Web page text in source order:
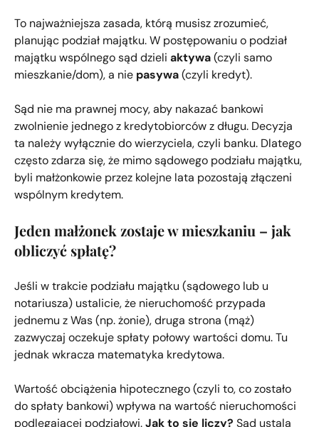
To najważniejsza zasada, którą musisz zrozumieć,
planując podział majątku. W postępowaniu o podział
majątku wspólnego sąd dzieli aktywa(czyli samo
mieszkanie/dom), a nie pasywa(czyli kredyt).
Sąd nie ma prawnej mocy, aby nakazać bankowi
zwolnienie jednego z kredytobiorców z długu. Decyzja
ta należy wyłącznie do wierzyciela, czyli banku. Dlatego
często zdarza się, że mimo sądowego podziału majątku,
byli małżonkowie przez kolejne lata pozostają złączeni
wspólnym kredytem.
Jeden małżonek zostaje w mieszkaniu – jak
obliczyć spłatę?
Jeśli w trakcie podziału majątku (sądowego lub u
notariusza) ustalicie, że nieruchomość przypada
jednemu z Was (np. żonie), druga strona (mąż)
zazwyczaj oczekuje spłaty połowy wartości domu. Tu
jednak wkracza matematyka kredytowa.
Wartość obciążenia hipotecznego (czyli to, co zostało
do spłaty bankowi) wpływa na wartość nieruchomości
podlegającej podziałowi.Jak to się liczy? Sąd ustala